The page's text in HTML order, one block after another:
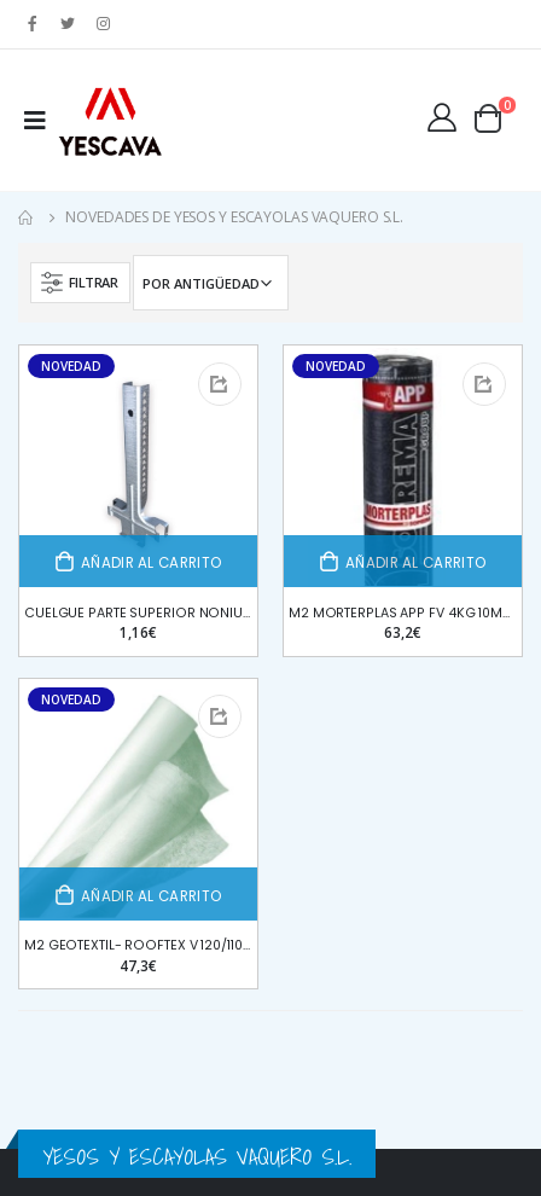
0
NOVEDADES DE YESOS Y ESCAYOLAS VAQUERO S.L.
FILTRAR
NOVEDAD
AÑADIR AL CARRITO
CUELGUE PARTE SUPERIOR NONIUS 530/630mm
1,16€
NOVEDAD
AÑADIR AL CARRITO
M2 MORTERPLAS APP FV 4KG 10M2*ROLLO
63,2€
NOVEDAD
AÑADIR AL CARRITO
M2 GEOTEXTIL- ROOFTEX V 120/1100 (55m2*ROLLO) POLIESTER
47,3€
30,34€
BATIDOR MAQUINA YESO- MEZCLADOR G4 REFORZADO PFT
67,12€
30,34€
BATIDOR MAQUINA YESO- MEZCLADOR G4 REFORZADO PFT
67,12€
YESOS Y ESCAYOLAS VAQUERO S.L.